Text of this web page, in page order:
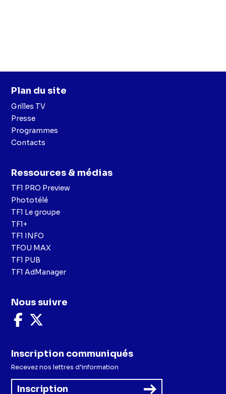
Plan du site
Grilles TV
Presse
Programmes
Contacts
Ressources & médias
TF1 PRO Preview
Phototélé
TF1 Le groupe
TF1+
TF1 INFO
TFOU MAX
TF1 PUB
TF1 AdManager
Nous suivre
Nous
suivre
Facebook
X
Inscription communiqués
Recevez nos lettres d’information
Inscription